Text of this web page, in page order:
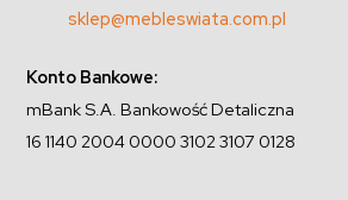
sklep@mebleswiata.com.pl
Konto Bankowe:
mBank S.A. Bankowość Detaliczna
16 1140 2004 0000 3102 3107 0128